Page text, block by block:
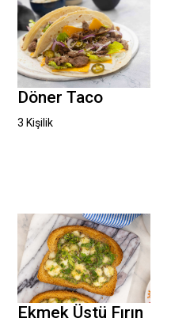
Döner Taco
3 Kişilik
Ekmek Üstü Fırın